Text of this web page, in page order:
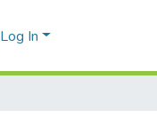
Log In